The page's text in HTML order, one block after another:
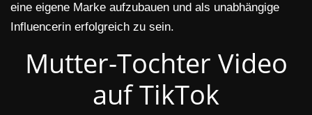
eine eigene Marke aufzubauen und als unabhängige
Influencerin erfolgreich zu sein.
Mutter-Tochter Video
auf TikTok